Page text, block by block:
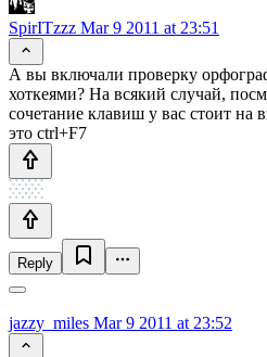
SpirITzzz Mar 9 2011 at 23:51
А вы включали проверку
хоткеями? На всякий случай,
сочетание клавиш у вас стоит
это ctrl+F7
Reply
jazzy_miles Mar 9 2011 at 23:52